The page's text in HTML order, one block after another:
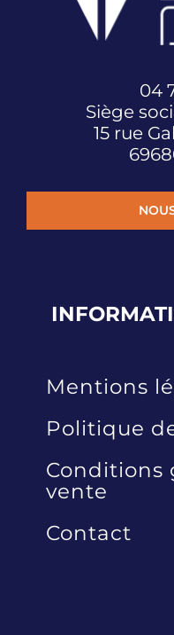
04
Siège
15 rue
Mentions
Politique
Conditions
vente
Contact